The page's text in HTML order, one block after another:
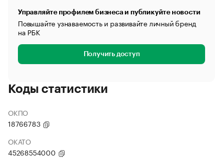
Управляйте профилем бизнеса и публикуйте новости
Повышайте узнаваемость и развивайте личный бренд
на РБК
Получить доступ
Коды статистики
ОКПО
18766783
ОКАТО
45268554000